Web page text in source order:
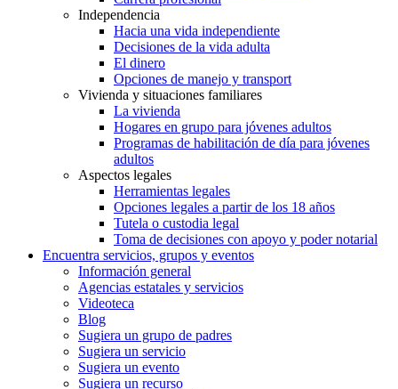
Independencia
Hacia una vida independiente
Decisiones de la vida adulta
El dinero
Opciones de manejo y transport
Vivienda y situaciones familiares
La vivienda
Hogares en grupo para jóvenes adultos
Programas de habilitación de día para jóvenes
adultos
Aspectos legales
Herramientas legales
Opciones legales a partir de los 18 años
Tutela o custodia legal
Toma de decisiones con apoyo y poder notarial
Encuentra servicios, grupos y eventos
Información general
Agencias estatales y servicios
Videoteca
Blog
Sugiera un grupo de padres
Sugiera un servicio
Sugiera un evento
Sugiera un recurso